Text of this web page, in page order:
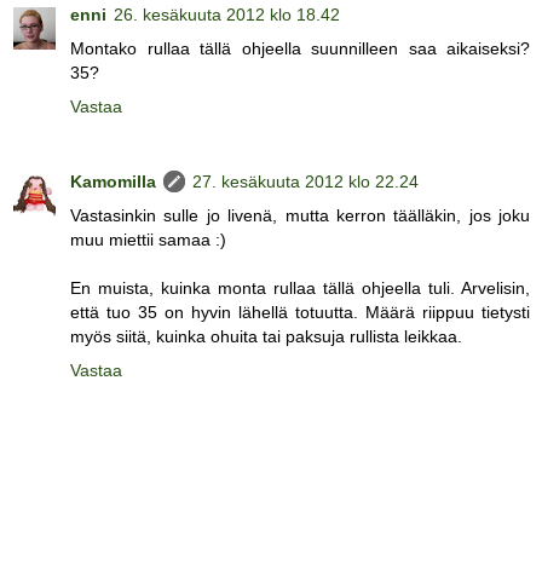
enni 26. kesäkuuta 2012 klo 18.42
Montako rullaa tällä ohjeella suunnilleen saa aikaiseksi?
35?
Vastaa
Kamomilla
27. kesäkuuta 2012 klo 22.24
Vastasinkin sulle jo livenä, mutta kerron täälläkin, jos joku
muu miettii samaa :)
En muista, kuinka monta rullaa tällä ohjeella tuli. Arvelisin,
että tuo 35 on hyvin lähellä totuutta. Määrä riippuu tietysti
myös siitä, kuinka ohuita tai paksuja rullista leikkaa.
Vastaa